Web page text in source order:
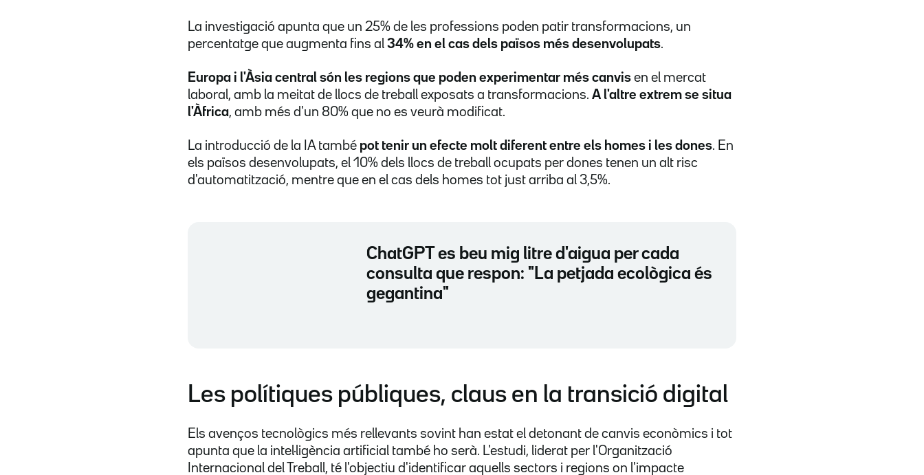
La investigació apunta que un 25% de les professions poden patir transformacions, un
percentatge que augmenta fins al 34% en el cas dels països més desenvolupats.
Europa i l'Àsia central són les regions que poden experimentar més canvis en el mercat
laboral, amb la meitat de llocs de treball exposats a transformacions. A l'altre extrem se situa
l'Àfrica, amb més d'un 80% que no es veurà modificat.
La introducció de la IA també pot tenir un efecte molt diferent entre els homes i les dones. En
els països desenvolupats, el 10% dels llocs de treball ocupats per dones tenen un alt risc
d'automatització, mentre que en el cas dels homes tot just arriba al 3,5%.
ChatGPT es beu mig litre d'aigua per cada
consulta que respon: "La petjada ecològica és
gegantina"
Les polítiques públiques, claus en la transició digital
Els avenços tecnològics més rellevants sovint han estat el detonant de canvis econòmics i tot
apunta que la intel·ligència artificial també ho serà. L'estudi, liderat per l'Organització
Internacional del Treball, té l'objectiu d'identificar aquells sectors i regions on l'impacte